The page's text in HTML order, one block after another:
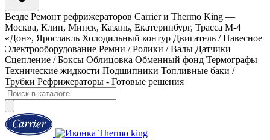
Везде Ремонт рефрижераторов Carrier и Thermo King —
Москва, Клин, Минск, Казань, Екатеринбург, Трасса М-4
«Дон», Ярославль Холодильный контур Двигатель / Навесное
Электрооборудование Ремни / Ролики / Валы Датчики
Сцепление / Боксы Облицовка Обменный фонд Термографы
Технические жидкости Подшипники Топливные баки /
Трубки Рефрижераторы - Готовые решения